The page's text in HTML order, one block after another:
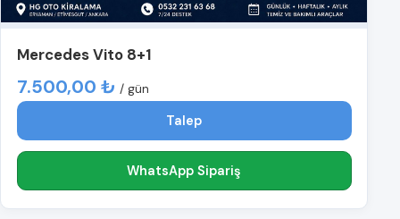
Mercedes Vito 8+1
7.500,00 ₺ / gün
Talep
WhatsApp Sipariş